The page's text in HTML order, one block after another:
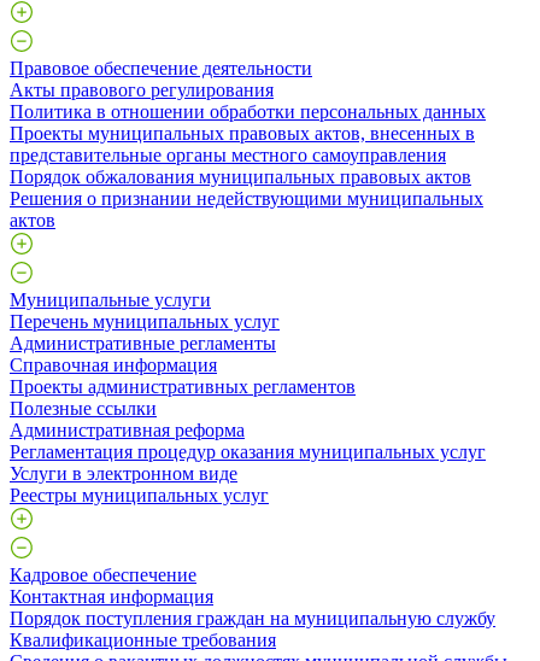
Правовое обеспечение деятельности
Акты правового регулирования
Политика в отношении обработки персональных данных
Проекты муниципальных правовых актов, внесенных в
представительные органы местного самоуправления
Порядок обжалования муниципальных правовых актов
Решения о признании недействующими муниципальных
актов
Муниципальные услуги
Перечень муниципальных услуг
Административные регламенты
Справочная информация
Проекты административных регламентов
Полезные ссылки
Административная реформа
Регламентация процедур оказания муниципальных услуг
Услуги в электронном виде
Реестры муниципальных услуг
Кадровое обеспечение
Контактная информация
Порядок поступления граждан на муниципальную службу
Квалификационные требования